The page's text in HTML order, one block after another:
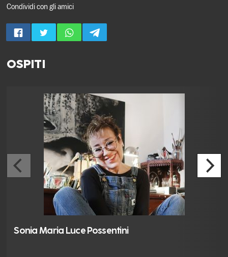
Condividi con gli amici
OSPITI
Sonia Maria Luce Possentini